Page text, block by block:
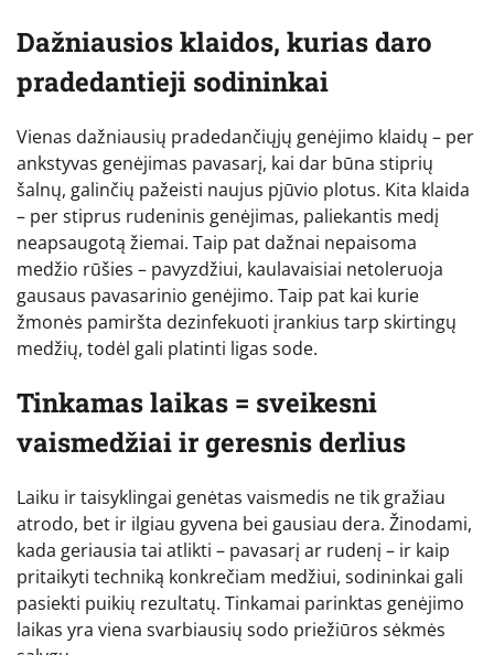
Dažniausios klaidos, kurias daro
pradedantieji sodininkai
Vienas dažniausių pradedančiųjų genėjimo klaidų – per
ankstyvas genėjimas pavasarį, kai dar būna stiprių
šalnų, galinčių pažeisti naujus pjūvio plotus. Kita klaida
– per stiprus rudeninis genėjimas, paliekantis medį
neapsaugotą žiemai. Taip pat dažnai nepaisoma
medžio rūšies – pavyzdžiui, kaulavaisiai netoleruoja
gausaus pavasarinio genėjimo. Taip pat kai kurie
žmonės pamiršta dezinfekuoti įrankius tarp skirtingų
medžių, todėl gali platinti ligas sode.
Tinkamas laikas = sveikesni
vaismedžiai ir geresnis derlius
Laiku ir taisyklingai genėtas vaismedis ne tik gražiau
atrodo, bet ir ilgiau gyvena bei gausiau dera. Žinodami,
kada geriausia tai atlikti – pavasarį ar rudenį – ir kaip
pritaikyti techniką konkrečiam medžiui, sodininkai gali
pasiekti puikių rezultatų. Tinkamai parinktas genėjimo
laikas yra viena svarbiausių sodo priežiūros sėkmės